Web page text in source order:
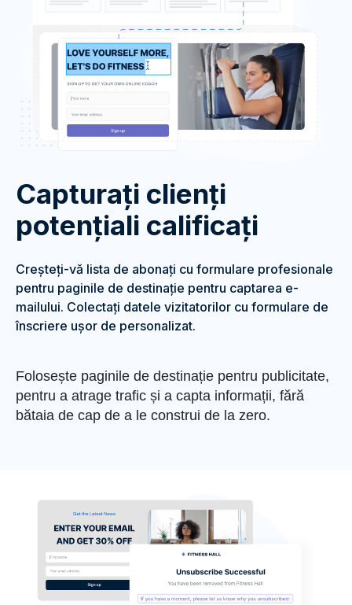
Capturați clienți
potențiali calificați
Creșteți-vă lista de abonați cu formulare profesionale
pentru paginile de destinație pentru captarea e-
mailului. Colectați datele vizitatorilor cu formulare de
înscriere ușor de personalizat.
Folosește paginile de destinație pentru publicitate,
pentru a atrage trafic și a capta informații, fără
bătaia de cap de a le construi de la zero.